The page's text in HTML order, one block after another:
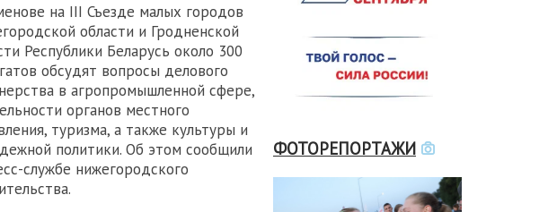
на III Съезде малых городов
области и Гродненской
Республики Беларусь около 300
обсудят вопросы делового
в агропромышленной сфере,
органов местного
туризма, а также культуры и
политики. Об этом сообщили
службе нижегородского
ФОТОРЕПОРТАЖИ